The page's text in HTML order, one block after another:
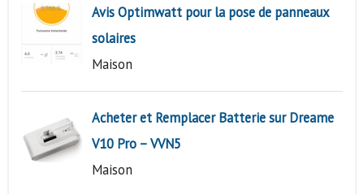
Avis Optimwatt pour la pose de panneaux
solaires
Maison
Acheter et Remplacer Batterie sur Dreame
V10 Pro – VVN5
Maison